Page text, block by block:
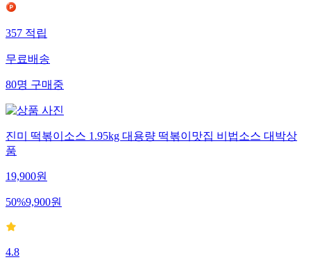
357 적립
무료배송
80명 구매중
진미 떡볶이소스 1.95kg 대용량 떡볶이맛집 비법소스 대박상
품
19,900원
50%9,900원
4.8